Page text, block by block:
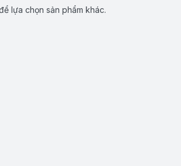
lựa chọn sản phẩm khác.